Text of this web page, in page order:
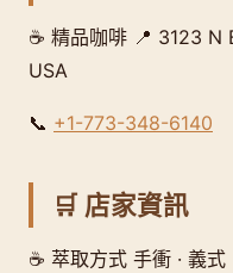
☕ 精品咖啡 📍 3123
USA
📞 +1-773-348-6140
🛒 店家資訊
☕ 萃取方式 手衝 · 義式